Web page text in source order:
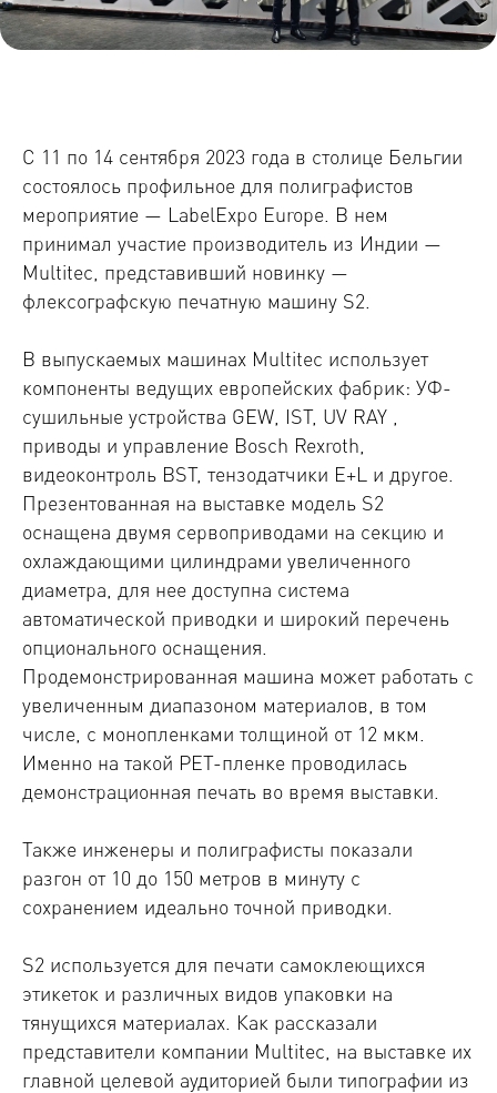
С 11 по 14 сентября 2023 года в столице Бельгии
состоялось профильное для полиграфистов
мероприятие — LabelExpo Europe. В нем
принимал участие производитель из Индии —
Multitec, представивший новинку —
флексографскую печатную машину S2.
В выпускаемых машинах Multitec использует
компоненты ведущих европейских фабрик: УФ-
сушильные устройства GEW, IST, UV RAY ,
приводы и управление Bosch Rexroth,
видеоконтроль BST, тензодатчики E+L и другое.
Презентованная на выставке модель S2
оснащена двумя сервоприводами на секцию и
охлаждающими цилиндрами увеличенного
диаметра, для нее доступна система
автоматической приводки и широкий перечень
опционального оснащения.
Продемонстрированная машина может работать c
увеличенным диапазоном материалов, в том
числе, с монопленками толщиной от 12 мкм.
Именно на такой PET-пленке проводилась
демонстрационная печать во время выставки.
Также инженеры и полиграфисты показали
разгон от 10 до 150 метров в минуту с
сохранением идеально точной приводки.
S2 используется для печати самоклеющихся
этикеток и различных видов упаковки на
тянущихся материалах. Как рассказали
представители компании Multitec, на выставке их
главной целевой аудиторией были типографии из